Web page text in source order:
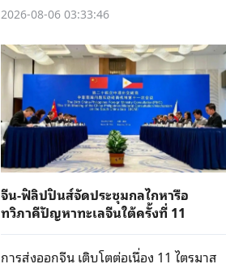
2026-08-06 03:33:46
จีน-ฟิลิปปินส์จัดประชุมกลไกหารือ
ทวิภาคีปัญหาทะเลจีนใต้ครั้งที่ 11
การส่งออกจีน เติบโตต่อเนื่อง 11 ไตรมาส